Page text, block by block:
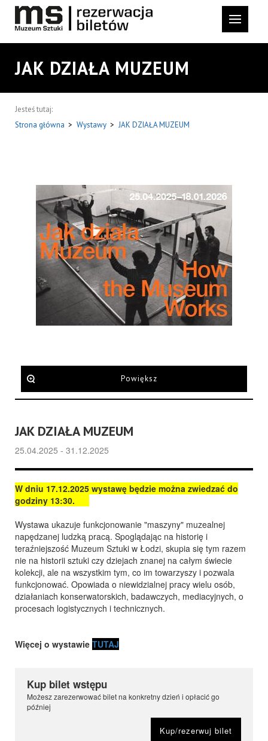
JAK DZIAŁA MUZEUM
Jesteś tutaj:
Strona główna > Wystawy > JAK DZIAŁA MUZEUM
Powiększ
JAK DZIAŁA MUZEUM
25.04.2025 - 31.12.2025
W dniu 17.12.2025 wystawę będzie można zwiedzać do
godziny 13:30.
Wystawa ukazuje funkcjonowanie "maszyny" muzealnej
napędzanej ludzką pracą. Spoglądając na historię i
teraźniejszość Muzeum Sztuki w Łodzi, skupia się tym razem
nie na historii sztuki czy dziejach znanej na całym świecie
kolekcji, ale na wszystkim tym, co im towarzyszy i pozwala
funkcjonować. Opowiada o niewidzialnej pracy wielu osób,
działaniach konserwatorskich, badawczych, mediacyjnych, o
procesach logistycznych i technicznych.
Więcej o wystawie TUTAJ
Kup bilet wstępu
Możesz zarezerwować bilet na konkretny dzień i opłacić go
później
Kup/rezerwuj bilet